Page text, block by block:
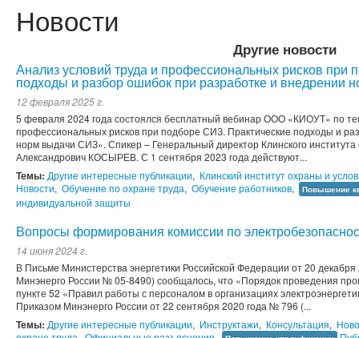
Новости
Другие новости
Анализ условий труда и профессиональных рисков при
подходы и разбор ошибок при разработке и внедрении
12 февраля 2025 г.
5 февраля 2024 года состоялся бесплатный вебинар ООО «КИОУТ» по
профессиональных рисков при подборе СИЗ. Практические подходы и
норм выдачи СИЗ». Спикер – Генеральный директор Клинского
Александрович КОСЫРЕВ. С 1 сентября 2023 года действуют...
Темы: Другие интересные публикации, Клинский институт охраны и
Новости, Обучение по охране труда, Обучение работников, Повышение
индивидуальной защиты
Вопросы формирования комиссии по
14 июня 2024 г.
В Письме Министерства энергетики Российской Федерации от 20
Минэнерго России № 05-8490) сообщалось, что «Порядок проведения
пункте 52 «Правил работы с персоналом в организациях
Приказом Минэнерго России от 22 сентября 2020 года № 796 (...
Темы: Другие интересные публикации, Инструктажи, Консультация,